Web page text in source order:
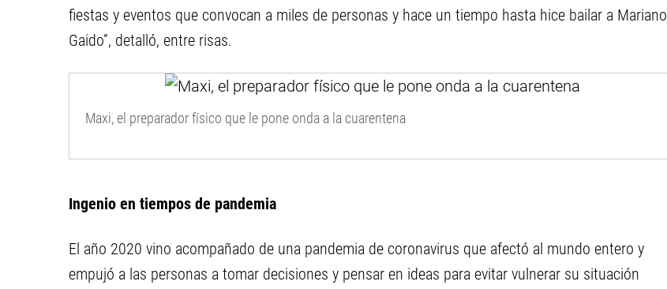
fiestas y eventos que convocan a miles de personas y hace un tiempo hasta hice bailar a Mariano
Gaido”, detalló, entre risas.
Maxi, el preparador físico que le pone onda a la cuarentena
Ingenio en tiempos de pandemia
El año 2020 vino acompañado de una pandemia de coronavirus que afectó al mundo entero y
empujó a las personas a tomar decisiones y pensar en ideas para evitar vulnerar su situación